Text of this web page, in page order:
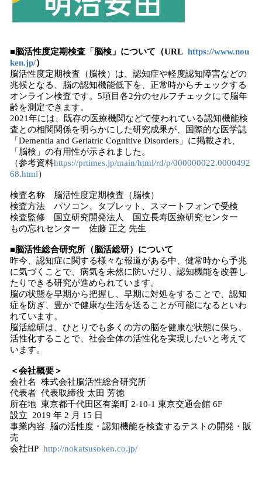
■脳活性度定期検査「脳検」について（URL https://www.nou
ken.jp/）
脳活性度定期検査（脳検）は、認知症や軽度認知障害などの
兆候となる、脳の認知機能低下を、正常時からチェックする
オンライン検査です。5項目各2分のセルフチェックにて脳年
齢を測定できます。
2021年には、既存の医療機関などで使われている認知機能検
査との相関関係を明らかにした研究成果が、国際的な医学誌
「Dementia and Geriatric Cognitive Disorders」に掲載され、
「脳検」の有用性が示されました。
（参考資料https://prtimes.jp/main/html/rd/p/000000022.0000492
68.html）
検査名称 脳活性度定期検査（脳検）
検査方法 パソコン、タブレット、スマートフォンで受検
検査監修 国立研究開発法人 国立長寿医療研究センター
もの忘れセンター 佐藤 正之 先生
■脳活性総合研究所（脳活総研）について
昨今、認知症に関する様々な報道がある中、健常時から予兆
に気づくことで、病気を未然に防いだり、認知機能を改善し
たりできる研究が進められています。
脳の状態を早期から把握し、早期に対処をすることで、認知
症を防ぎ、豊かで健康な生活を送ることが可能になるといわ
れています。
脳活総研は、ひとりでも多くの方の脳を健康な状態に保ち、
活性化することで、社会全体の活性化を実現したいと考えて
います。
＜会社概要＞
会社名 株式会社脳活性総合研究所
代表者 代表取締役 太田 芳徳
所在地 東京都千代田区有楽町 2-10-1 東京交通会館 6F
設立 2019 年 2 月 15 日
事業内容 脳の活性度・認知機能を検査するテストの開発・販
売
会社HP http://nokatsusoken.co.jp/